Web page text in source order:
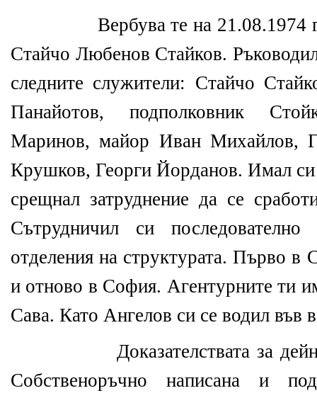
Вербува те на 21.08.1974
Стайчо Любенов Стайков.
следните служители: Стайчо
Панайотов, подполковник
Маринов, майор Иван Михайлов,
Крушков, Георги Йорданов. Имал си
срещнал затруднение да се
Сътрудничил си
отделения на структурата. Първо
и отново в София. Агентурните ти
Сава. Като Ангелов си се водил във
Доказателствата за
Собственоръчно написана и